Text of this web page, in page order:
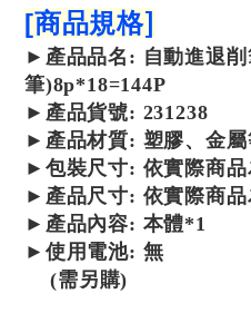
[商品規格]
► 產品品名: 自動進退
筆)8p*18=144P
► 產品貨號: 231238
► 產品材質: 塑膠、金屬
►包裝尺寸: 依實際商品
►產品尺寸: 依實際商品
►產品內容: 本體*1
►使用電池: 無
(需另購)